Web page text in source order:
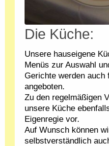
Die Küche:
Unsere hauseigene
Menüs zur Auswahl
Gerichte werden auch
angeboten.
Zu den regelmäßigen
unsere Küche
Eigenregie vor.
Auf Wunsch können
selbstverständlich